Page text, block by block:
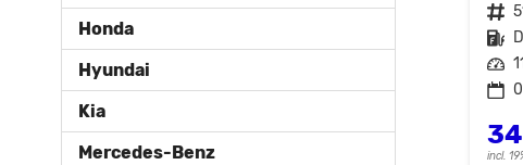
Fahrzeugnr.
Kraftstoff
Leistung
incl.
Honda
Hyundai
Kia
Mercedes-Benz